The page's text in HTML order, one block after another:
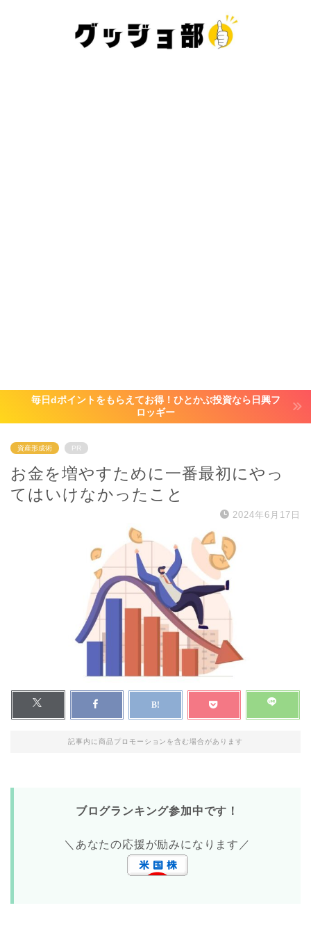
毎日dポイントをもらえてお得！ひとかぶ投資なら日興フ
ロッギー
資産形成術 PR
お金を増やすために一番最初にやっ
てはいけなかったこと
2024年6月17日
記事内に商品プロモーションを含む場合があります
ブログランキング参加中です！
＼あなたの応援が励みになります／